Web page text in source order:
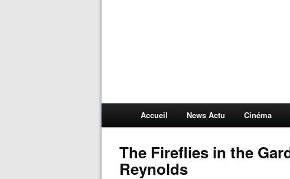
Accueil News Actu Cinéma
The Fireflies in the
Reynolds